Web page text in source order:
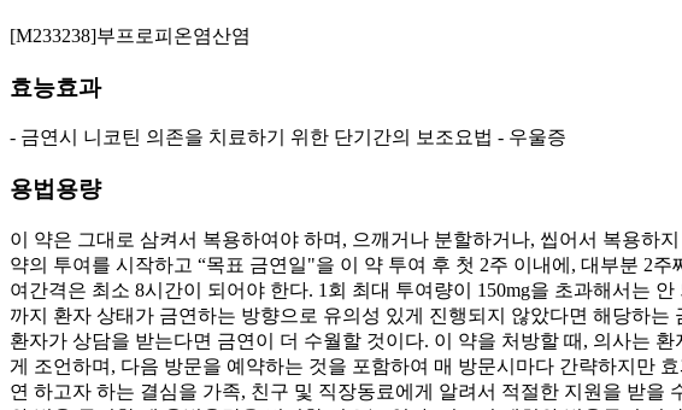
[M233238]부프로피온염산염
효능효과
- 금연시 니코틴 의존을 치료하기 위한 단기간의 보조요법 - 우울증
용법용량
이 약은 그대로 삼켜서 복용하여야 하며, 으깨거나 분할하거나, 씹어서 복용하
약의 투여를 시작하고 “목표 금연일"을 이 약 투여 후 첫 2주 이내에, 대부분 2
여간격은 최소 8시간이 되어야 한다. 1회 최대 투여량이 150mg을 초과해서는
까지 환자 상태가 금연하는 방향으로 유의성 있게 진행되지 않았다면 해당하
환자가 상담을 받는다면 금연이 더 수월할 것이다. 이 약을 처방할 때, 의사는
게 조언하며, 다음 방문을 예약하는 것을 포함하여 매 방문시마다 간략하지만
연 하고자 하는 결심을 가족, 친구 및 직장동료에게 알려서 적절한 지원을 받을